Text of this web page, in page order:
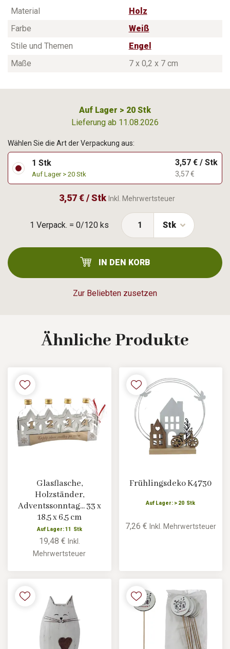
Material
Holz
Farbe
Weiß
Stile und Themen
Engel
Maße
7 x 0,2 x 7 cm
Auf Lager > 20 Stk
Lieferung ab 11.08.2026
1 Verpack. = 0/120 ks
Zur Beliebten zusetzen
Wählen Sie die Art der Verpackung aus:
1 Stk
Auf Lager > 20 Stk
3,57 € / Stk
3,57 €
3,57 € / Stk Inkl. Mehrwertsteuer
Stk
IN DEN KORB
Ähnliche Produkte
Glasflasche,
Holzständer,
Adventssonntag... 33 x
18,5 x 6,5 cm
Auf Lager: 11 Stk
19,48 € Inkl.
Mehrwertsteuer
Frühlingsdeko K4730
Auf Lager: > 20 Stk
7,26 € Inkl. Mehrwertsteuer